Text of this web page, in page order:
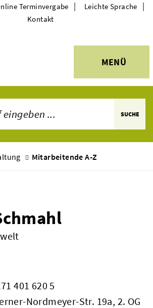
MENÜ
Terminvergabe | Leichte Sprache |
Kontakt
SUCHE
Mitarbeitende A-Z
401 620 5
Nordmeyer-Str. 19a, 2. OG